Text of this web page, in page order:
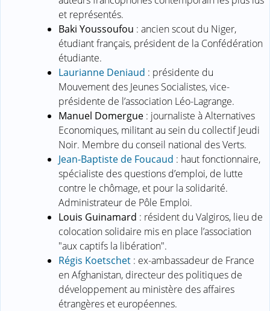
et représentés.
Baki Youssoufou : ancien scout du Niger,
étudiant français, président de la Confédération
étudiante.
Laurianne Deniaud : présidente du
Mouvement des Jeunes Socialistes, vice-
présidente de l’association Léo-Lagrange.
Manuel Domergue : journaliste à Alternatives
Economiques, militant au sein du collectif Jeudi
Noir. Membre du conseil national des Verts.
Jean-Baptiste de Foucaud : haut fonctionnaire,
spécialiste des questions d’emploi, de lutte
contre le chômage, et pour la solidarité.
Administrateur de Pôle Emploi.
Louis Guinamard : résident du Valgiros, lieu de
colocation solidaire mis en place l’association
"aux captifs la libération".
Régis Koetschet : ex-ambassadeur de France
en Afghanistan, directeur des politiques de
développement au ministère des affaires
étrangères et européennes.